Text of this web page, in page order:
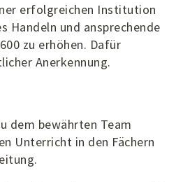
erfolgreichen Institution
Handeln und ansprechende
zu erhöhen. Dafür
Anerkennung.
dem bewährten Team
Unterricht in den Fächern